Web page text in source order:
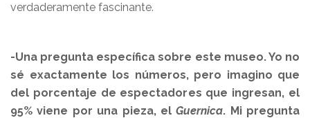
verdaderamente fascinante.
-Una pregunta específica sobre este museo. Yo no
sé exactamente los números, pero imagino que
del porcentaje de espectadores que ingresan, el
95% viene por una pieza, elGuernica. Mi pregunta